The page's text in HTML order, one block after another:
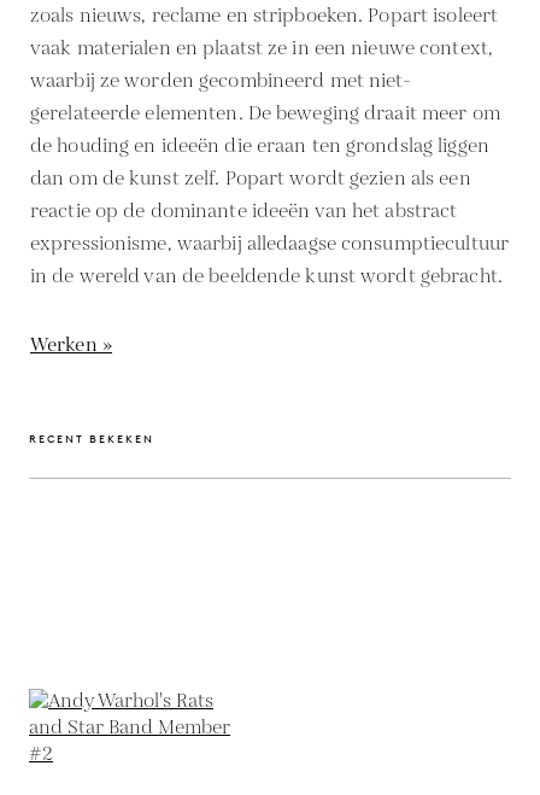
zoals nieuws, reclame en stripboeken. Popart isoleert
vaak materialen en plaatst ze in een nieuwe context,
waarbij ze worden gecombineerd met niet-
gerelateerde elementen. De beweging draait meer om
de houding en ideeën die eraan ten grondslag liggen
dan om de kunst zelf. Popart wordt gezien als een
reactie op de dominante ideeën van het abstract
expressionisme, waarbij alledaagse consumptiecultuur
in de wereld van de beeldende kunst wordt gebracht.
Werken »
RECENT BEKEKEN